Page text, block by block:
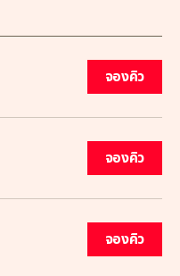
จองคิว
จองคิว
จองคิว